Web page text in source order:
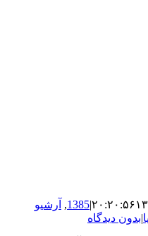
|
1385
, آرشیو
|بدون دیدگاه